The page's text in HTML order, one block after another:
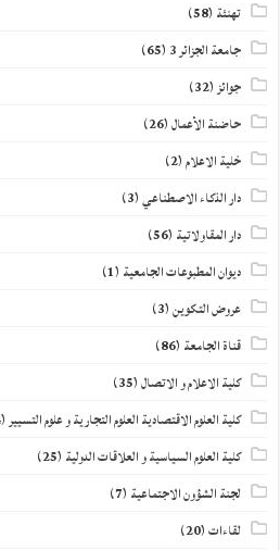
تهنئة (58)
جامعة الجزائر 3 (65)
جوائز(32)
حاضنة الأعمال(26)
خلية الاعلام(2)
دار الذكاء الاصطناعي(3)
دار المقاولاتية (56)
ديوان المطبوعات الجامعية (1)
عروض التكوين(3)
قناة الجامعة (86)
كلية الاعلام و الاتصال(35)
كلية العلوم الاقتصادية العلوم التجارية و علوم التسيير(54)
كلية العلوم السياسية و العلاقات الدولية (25)
لجنة الشؤون الاجتماعية (7)
لقاءات(20)